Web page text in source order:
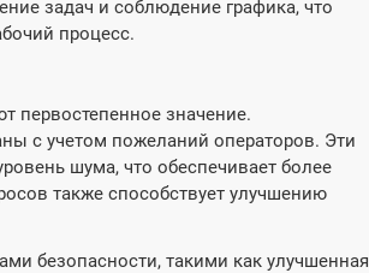
задач и соблюдение графика, что
процесс.
первостепенное значение.
с учетом пожеланий операторов. Эти
шума, что обеспечивает более
также способствует улучшению
безопасности, такими как улучшенная